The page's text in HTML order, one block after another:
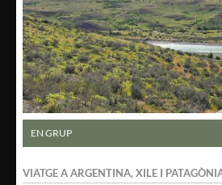
VIATGE AARGENTINA, XILE I
EN GRUP